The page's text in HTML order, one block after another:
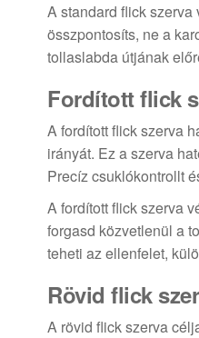
A standard flick
összpontosíts, ne a
tollaslabda útjának
Fordított flick
A fordított flick szerva
irányát. Ez a szerva
Precíz csuklókontrollt
A fordított flick szerva
forgasd közvetlenül a
teheti az ellenfelet,
Rövid flick
A rövid flick szerva